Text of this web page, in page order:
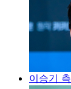
이승기